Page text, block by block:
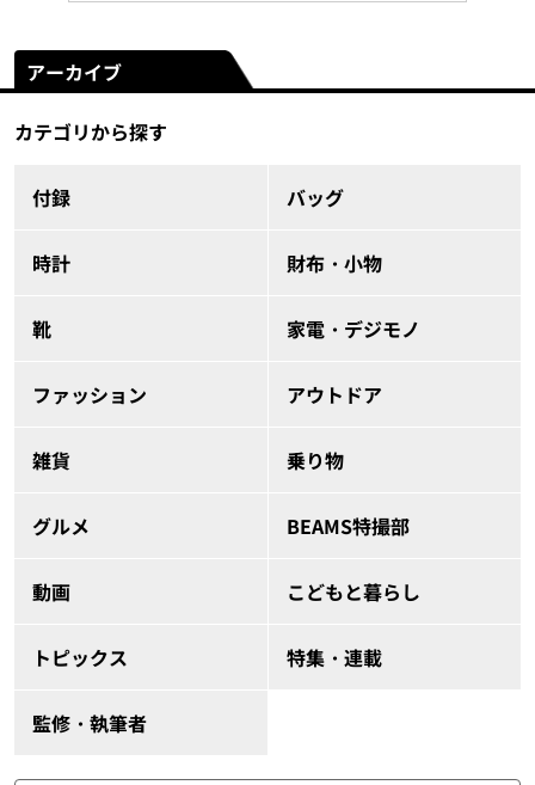
アーカイブ
カテゴリから探す
付録 バッグ
時計 財布・小物
靴 家電・デジモノ
ファッション アウトドア
雑貨 乗り物
グルメ BEAMS特撮部
動画 こどもと暮らし
トピックス 特集・連載
監修・執筆者